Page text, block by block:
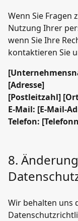
Wenn Sie Fragen
Nutzung Ihrer
wenn Sie Ihre
kontaktieren Sie
[Adresse]
[Postleitzahl]
E-Mail: [E-Mail-
Telefon:
8.
Wir behalten uns